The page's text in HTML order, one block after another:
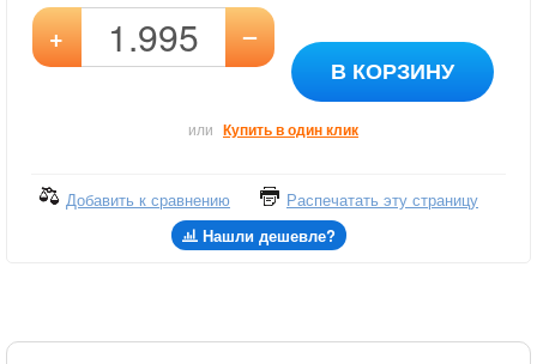
+ –
В КОРЗИНУ
или Купить в один клик
Добавить к сравнению
Распечатать эту страницу
Нашли дешевле?